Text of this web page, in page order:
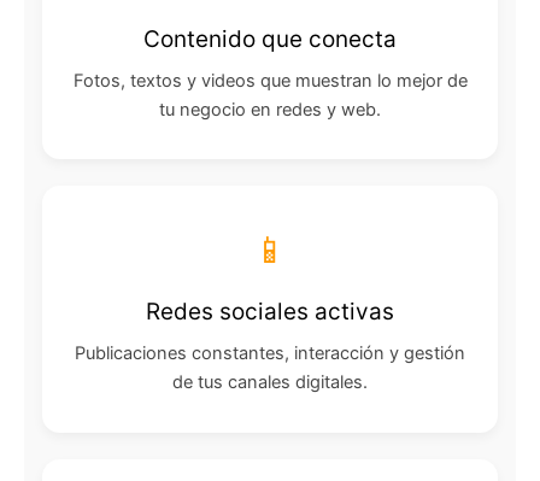
Contenido que conecta
Fotos, textos y videos que muestran lo mejor de
tu negocio en redes y web.
📱
Redes sociales activas
Publicaciones constantes, interacción y gestión
de tus canales digitales.